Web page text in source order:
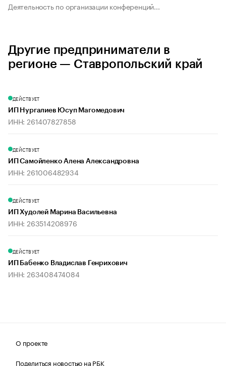
Деятельность по организации конференций...
Другие предприниматели в
регионе — Ставропольский край
ДЕЙСТВУЕТ
ИП Нургалиев Юсуп Магомедович
ИНН: 261407827858
ДЕЙСТВУЕТ
ИП Самойленко Алена Александровна
ИНН: 261006482934
ДЕЙСТВУЕТ
ИП Худолей Марина Васильевна
ИНН: 263514208976
ДЕЙСТВУЕТ
ИП Бабенко Владислав Генрихович
ИНН: 263408474084
О проекте
Поделиться новостью на РБК